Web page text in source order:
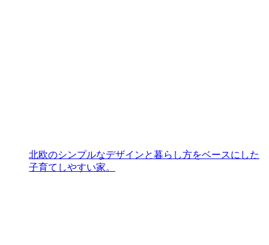
北欧のシンプルなデザインと暮らし方をベースにした
子育てしやすい家。